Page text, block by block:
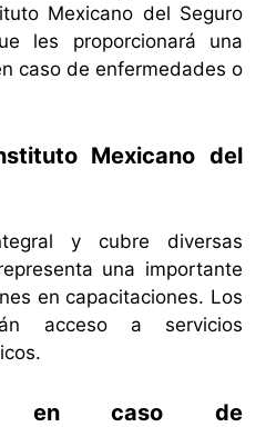
Mexicano del Seguro
les proporcionará una
caso de enfermedades o
Mexicano del
y cubre diversas
una importante
en capacitaciones. Los
acceso a servicios
en caso de